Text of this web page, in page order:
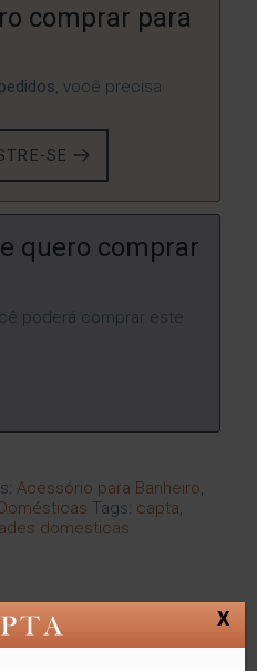
comprar para
pedidos, você precisa
SE
e quero comprar
poderá comprar este
Acessório para Banheiro,
Tags: capta,
domesticas
X